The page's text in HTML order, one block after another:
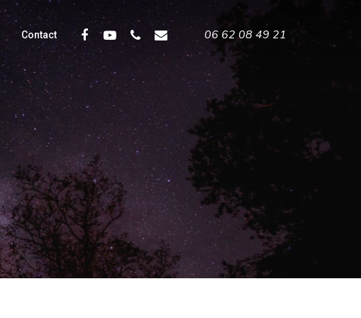
Contact FacebookYoutubePhone Email 06 62 08 49 21